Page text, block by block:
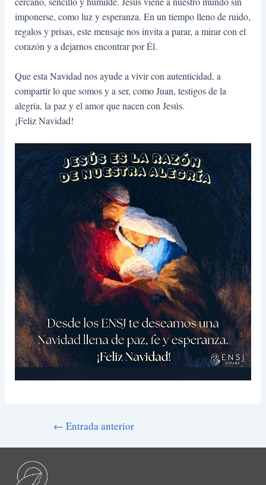
imponerse, como luz y esperanza. En un tiempo lleno de ruido,
regalos y prisas, este mensaje nos invita a parar, a mirar con el
corazón y a dejarnos encontrar por Él.
Que esta Navidad nos ayude a vivir con autenticidad, a
compartir lo que somos y a ser, como Juan, testigos de la
alegría, la paz y el amor que nacen con Jesús.
¡Feliz Navidad!
← Entrada anterior